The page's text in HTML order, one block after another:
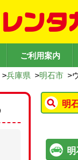
ご利用案内
>兵庫県 >明石市 >
明